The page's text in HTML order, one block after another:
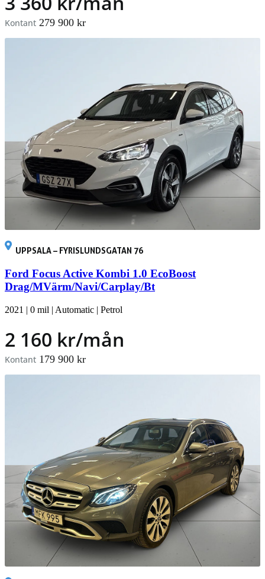
Kontant 279 900 kr
UPPSALA – FYRISLUNDSGATAN 76
Ford Focus Active Kombi 1.0 EcoBoost
Drag/MVärm/Navi/Carplay/Bt
2021 | 0 mil | Automatic | Petrol
2 160 kr/mån
Kontant 179 900 kr